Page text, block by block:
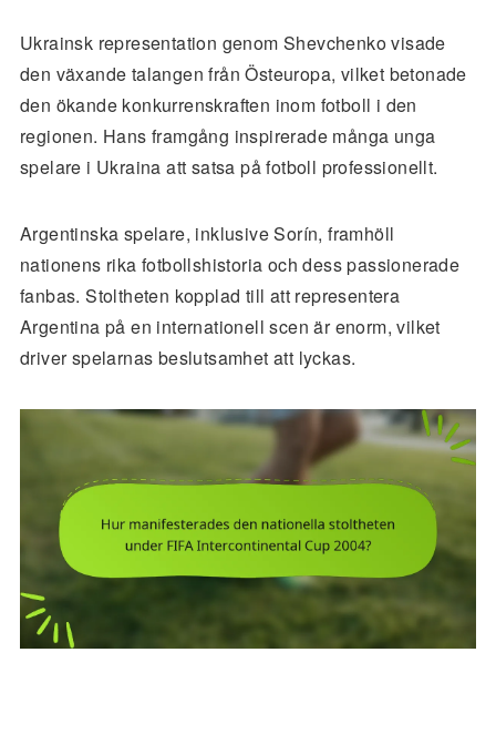
Ukrainsk representation genom Shevchenko visade
den växande talangen från Östeuropa, vilket betonade
den ökande konkurrenskraften inom fotboll i den
regionen. Hans framgång inspirerade många unga
spelare i Ukraina att satsa på fotboll professionellt.
Argentinska spelare, inklusive Sorín, framhöll
nationens rika fotbollshistoria och dess passionerade
fanbas. Stoltheten kopplad till att representera
Argentina på en internationell scen är enorm, vilket
driver spelarnas beslutsamhet att lyckas.